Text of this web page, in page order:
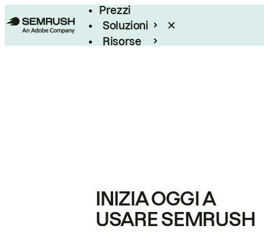
Prezzi
Soluzioni
Risorse
INIZIA OGGI A
USARE SEMRUSH